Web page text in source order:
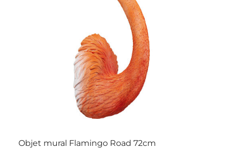
Objet mural Flamingo Road 72cm